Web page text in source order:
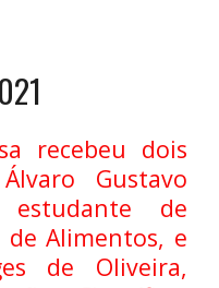
recebeu dois
Gustavo
de
de Alimentos, e
de Oliveira,